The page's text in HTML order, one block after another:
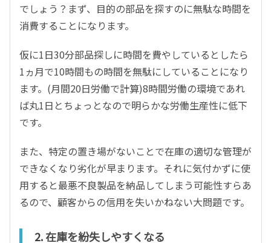
でしょう？まず、目的の部品を探すのに無駄な時間を
消費することになります。
仮に1日30分部品探しに時間を費やしているとしたら
1 ヵ月で10時間もの時間を無駄にしていることになり
ます。 (月間20日労働で計算)8時間労働の環境であれ
ば丸1日とちょっとなので明らかな労働生産性に低下
です。
また、特定の置き場がないことで在庫の適切な管理が
できなくなり劣化が早まります。それに気付かずに使
用すると最悪不良製品を納品してしまう可能性すらあ
るので、顧客からの信用を失いかねない大問題です。
2.在庫を紛失しやすくなる